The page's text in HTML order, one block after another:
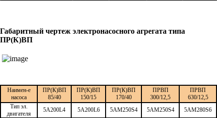
Габаритный чертеж электронасосного агрегата типа
ПР(К)ВП
Наимен-е
насоса
ПР(К)ВП
85/40
ПР(К)ВП
150/15
ПР(К)ВП
170/40
ПРВП
300/12,5
ПРВП
630/12,5
Тип эл.
двигателя
5A200L4 5A200L6 5AM250S4 5AM250S4
5AM280S6